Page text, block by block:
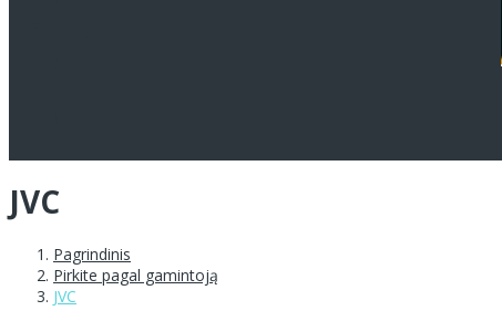
JVC
Pagrindinis
Pirkite pagal gamintoją
JVC